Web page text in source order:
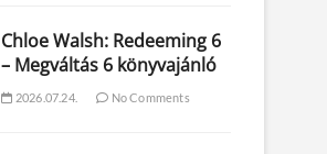
Chloe Walsh: Redeeming 6
– Megváltás 6 könyvajánló
2026.07.24. No Comments